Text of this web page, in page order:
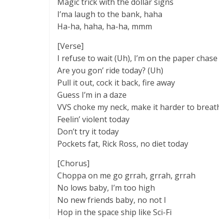
I’ma laugh to the bank, haha
Ha-ha, haha, ha-ha, mmm
[Verse]
I refuse to wait (Uh), I’m on the paper
Are you gon’ ride today? (Uh)
Pull it out, cock it back, fire away
Guess I’m in a daze
VVS choke my neck, make it harder to
Feelin’ violent today
Don’t try it today
Pockets fat, Rick Ross, no diet today
[Chorus]
Choppa on me go grrah, grrah, grrah
No lows baby, I’m too high
No new friends baby, no not I
Hop in the space ship like Sci-Fi